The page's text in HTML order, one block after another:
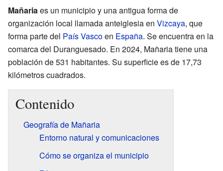
Mañariaes un municipio y una antigua forma de
organización local llamada anteiglesia en Vizcaya, que
forma parte del País Vascoen España. Se encuentra en la
comarca del Duranguesado. En 2024, Mañaria tiene una
población de 531 habitantes. Su superficie es de 17,73
kilómetros cuadrados.
Contenido
Geografía de Mañaria
Entorno natural y comunicaciones
Cómo se organiza el municipio